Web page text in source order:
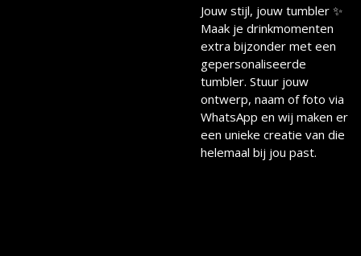
Jouw stijl, jouw tumbler ✨
Maak je drinkmomenten
extra bijzonder met een
gepersonaliseerde
tumbler. Stuur jouw
ontwerp, naam of foto via
WhatsApp en wij maken er
een unieke creatie van die
helemaal bij jou past.